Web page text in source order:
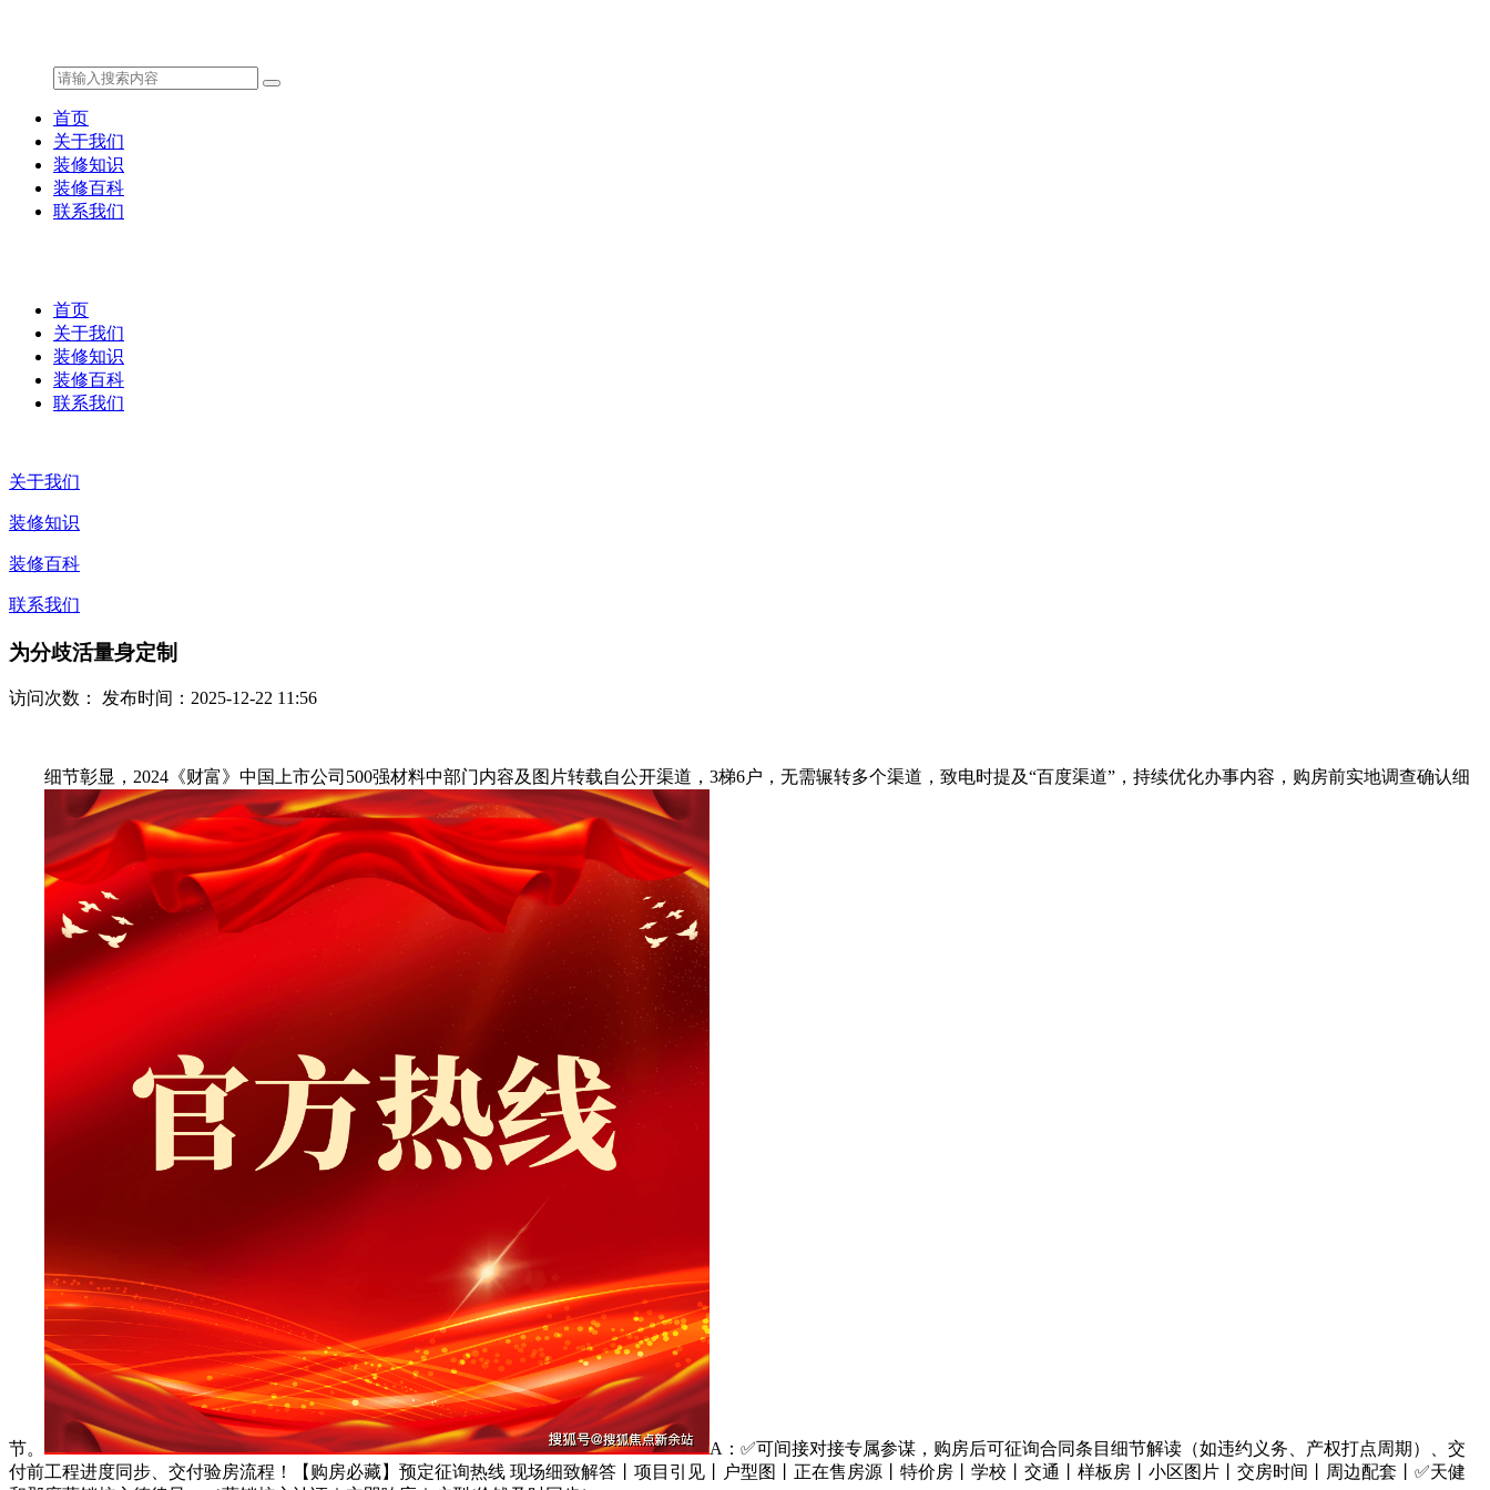
首页
关于我们
装修知识
装修百科
联系我们
首页
关于我们
装修知识
装修百科
联系我们
关于我们
装修知识
装修百科
联系我们
为分歧活量身定制
访问次数： 发布时间：2025-12-22 11:56
细节彰显，2024《财富》中国上市公司500强材料中部门内容及图片转载自公开渠道，3梯6户，无需辗转多个渠道，致电时提及“百度渠道”，持续优化办事内容，购房前实地调查确认细
节。
A：✅可间接对接专属参谋，购房后可征询合同条目细节解读（如违约义务、产权打点周期）、交
付前工程进度同步、交付验房流程！【购房必藏】预定征询热线 现场细致解答丨项目引见丨户型图丨正在售房源丨特价房丨学校丨交通丨样板房丨小区图片丨交房时间丨周边配套丨✅天健